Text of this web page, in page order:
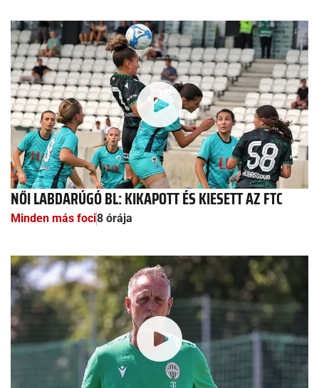
NŐI LABDARÚGÓ BL: KIKAPOTT ÉS KIESETT AZ FTC
Minden más foci8 órája